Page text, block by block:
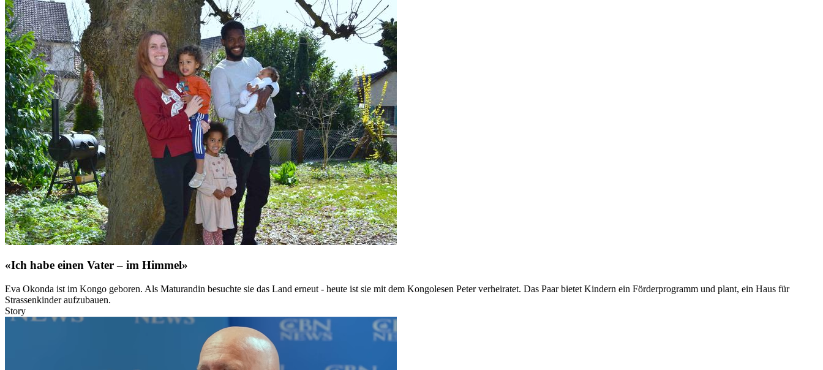
«Ich habe einen Vater – im Himmel»
Eva Okonda ist im Kongo geboren. Als Maturandin besuchte sie das Land erneut - heute ist sie mit dem Kongolesen Peter verheiratet. Das Paar bietet Kindern ein Förderprogramm und plant, ein Haus für
Strassenkinder aufzubauen.
Story